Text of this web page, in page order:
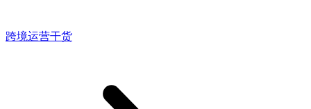
跨境运营干货